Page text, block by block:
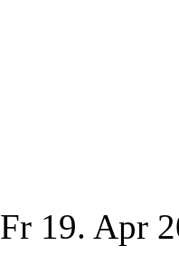
Fr 19. Apr